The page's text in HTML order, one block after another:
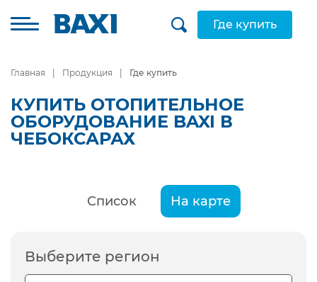
Где купить
Главная Продукция Где купить
КУПИТЬ ОТОПИТЕЛЬНОЕ
ОБОРУДОВАНИЕ BAXI В
ЧЕБОКСАРАХ
Список На карте
Выберите регион